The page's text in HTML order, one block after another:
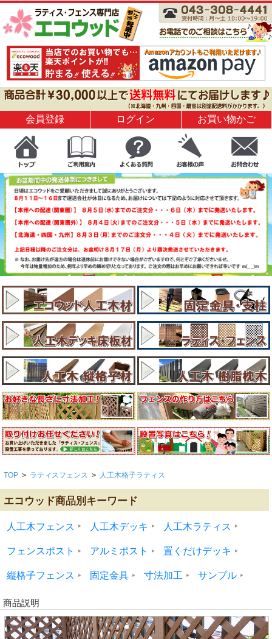
会員登録 ログイン お買い物かご
TOP > ラティスフェンス > 人工木格子ラティス
エコウッド商品別キーワード
人工木フェンス 人工木デッキ 人工木ラティス
フェンスポスト アルミポスト 置くだけデッキ
縦格子フェンス 固定金具 寸法加工 サンプル
商品説明